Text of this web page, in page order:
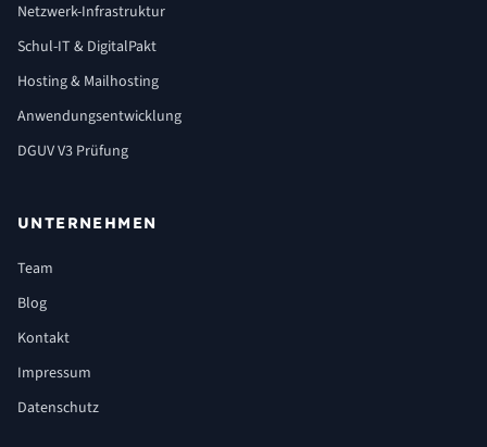
Netzwerk-Infrastruktur
Schul-IT & DigitalPakt
Hosting & Mailhosting
Anwendungsentwicklung
DGUV V3 Prüfung
UNTERNEHMEN
Team
Blog
Kontakt
Impressum
Datenschutz